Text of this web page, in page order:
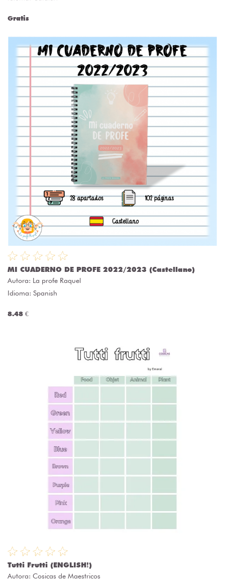
Gratis
MI CUADERNO DE PROFE 2022/2023 (Castellano)
Autora: La profe Raquel
Idioma: Spanish
8.48 €
Tutti Frutti (ENGLISH❗)
Autora: Cosicas de Maestricos